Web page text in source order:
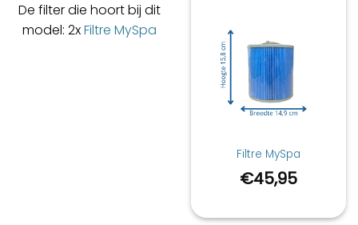
De filter die hoort bij dit
model: 2xFiltre MySpa
Filtre MySpa
€45,95